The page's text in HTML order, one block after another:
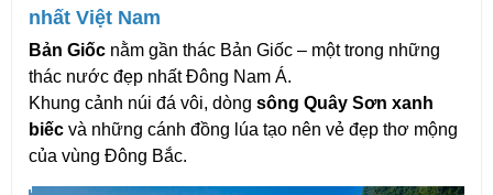
nhất Việt Nam
Bản Giốc nằm gần thác Bản Giốc – một trong những
thác nước đẹp nhất Đông Nam Á.
Khung cảnh núi đá vôi, dòng sông Quây Sơn xanh
biếc và những cánh đồng lúa tạo nên vẻ đẹp thơ mộng
của vùng Đông Bắc.